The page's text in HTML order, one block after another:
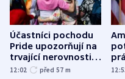
Účastníci pochodu
Pride upozorňují na
trvající nerovnosti i
společenskou
12:02 před 57 m